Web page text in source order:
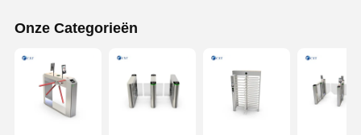
Huis Producten Over Ons Fabriekstocht
Onze Categorieën